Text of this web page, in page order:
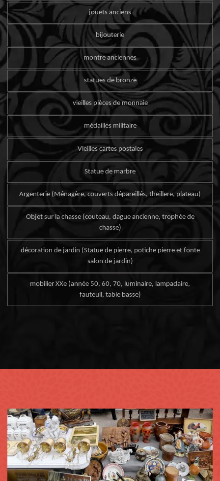
jouets anciens
bijouterie
montre anciennes
statues de bronze
vieilles pièces de monnaie
médailles militaire
Vieilles cartes postales
Statue de marbre
Argenterie (Ménagère, couverts dépareillés, theillere, plateau)
Objet sur la chasse (couteau, dague ancienne, trophée de
chasse)
décoration de jardin (Statue de pierre, potiche pierre et fonte
salon de jardin)
mobilier XXe (année 50, 60, 70, luminaire, lampadaire,
fauteuil, table basse)